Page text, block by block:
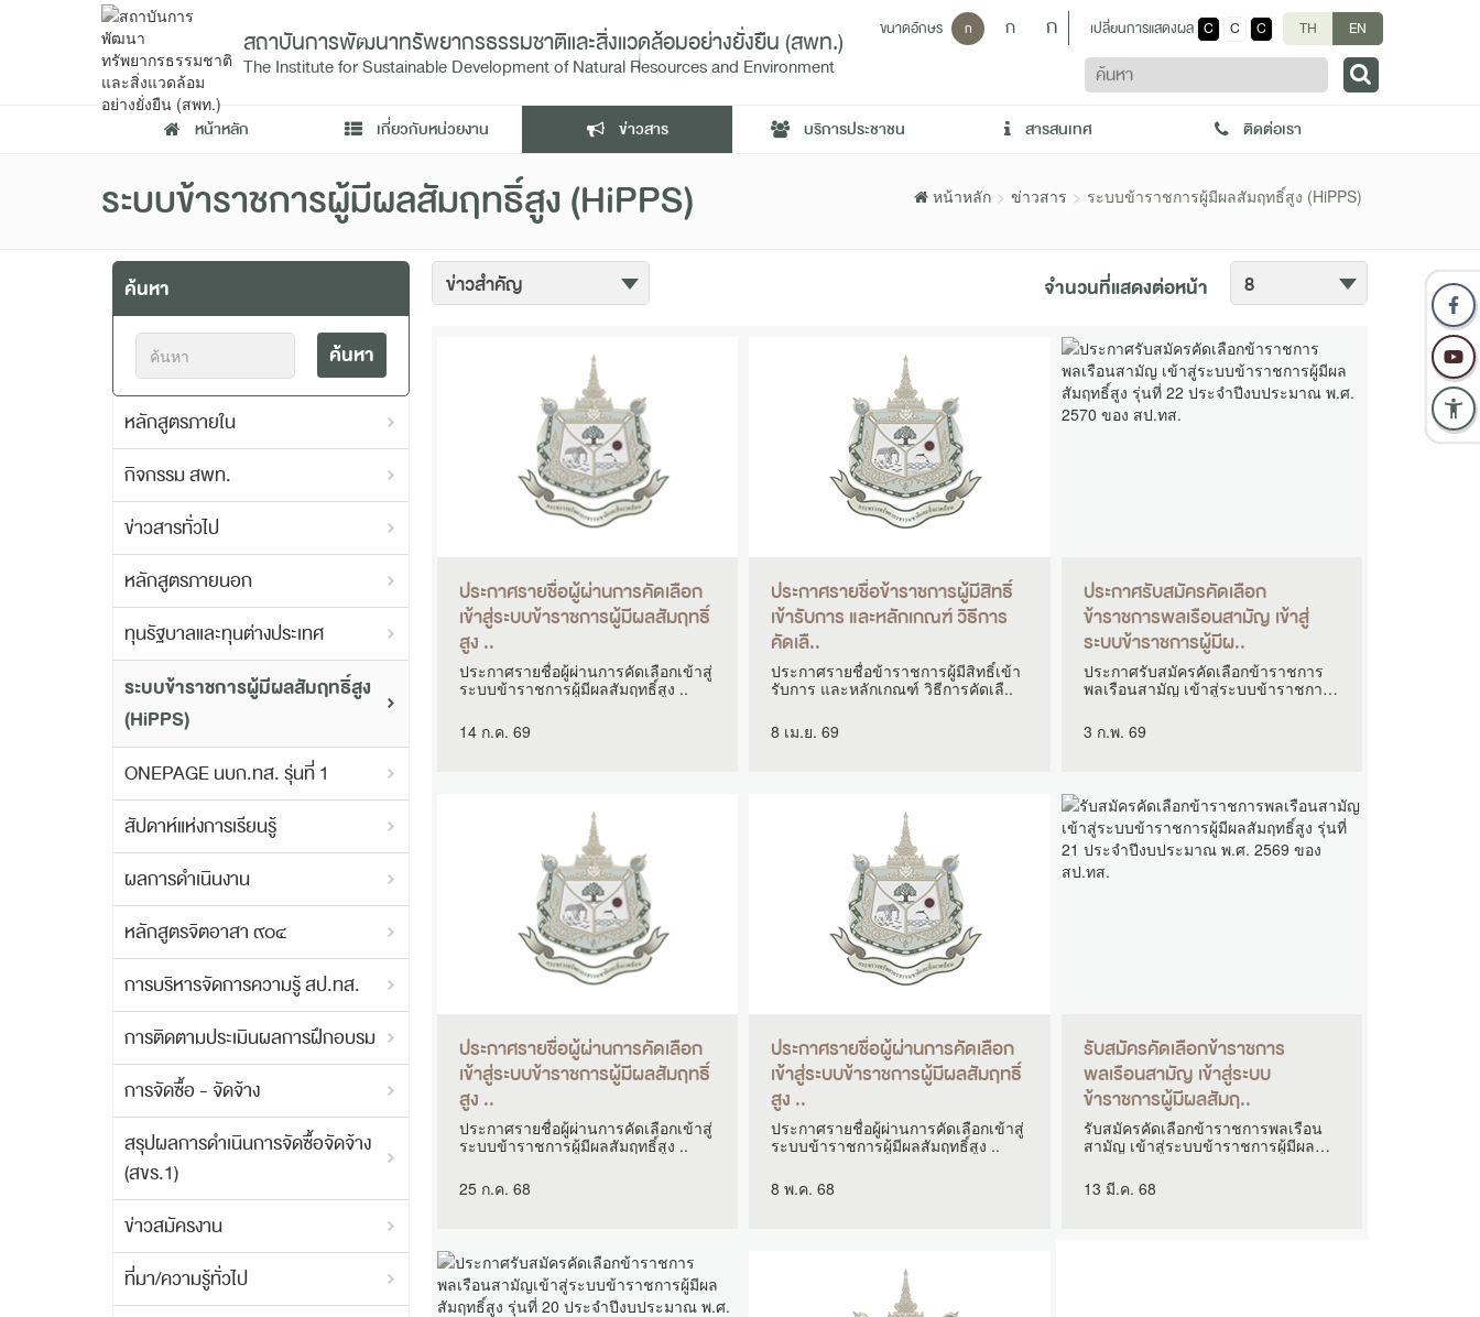
สถาบันการพัฒนาทรัพยากรธรรมชาติและสิ่งแวดล้อมอย่างยั่งยืน (สพท.)
The Institute for Sustainable Development of Natural Resources and Environment
ขนาดอักษร ก ก ก เปลี่ยนการแสดงผล C C C TH EN
ค้นหา
หน้าหลัก เกี่ยวกับหน่วยงาน ข่าวสาร บริการประชาชน สารสนเทศ ติดต่อเรา
ระบบข้าราชการผู้มีผลสัมฤทธิ์สูง (HiPPS) หน้าหลัก ข่าวสาร ระบบข้าราชการผู้มีผลสัมฤทธิ์สูง (HiPPS)
ค้นหา
ค้นหา
หลักสูตรภายใน
กิจกรรม สพท.
ข่าวสารทั่วไป
หลักสูตรภายนอก
ทุนรัฐบาลและทุนต่างประเทศ
ระบบข้าราชการผู้มีผลสัมฤทธิ์สูง
(HiPPS)
ONEPAGE นบก.ทส. รุ่นที่ 1
สัปดาห์แห่งการเรียนรู้
ผลการดำเนินงาน
หลักสูตรจิตอาสา ๙๐๔
การบริหารจัดการความรู้ สป.ทส.
การติดตามประเมินผลการฝึกอบรม
การจัดซื้อ - จัดจ้าง
สรุปผลการดำเนินการจัดซื้อจัดจ้าง
(สขร.1)
ข่าวสมัครงาน
ที่มา/ความรู้ทั่วไป
จำนวนที่แสดงต่อหน้า
ประกาศรายชื่อผู้ผ่านการคัดเลือก
เข้าสู่ระบบข้าราชการผู้มีผลสัมฤทธิ์
สูง ..
ประกาศรายชื่อผู้ผ่านการคัดเลือกเข้าสู่
ระบบข้าราชการผู้มีผลสัมฤทธิ์สูง ..
14 ก.ค. 69
ประกาศรายชื่อข้าราชการผู้มีสิทธิ์
เข้ารับการ และหลักเกณฑ์ วิธีการ
คัดเลื..
ประกาศรายชื่อข้าราชการผู้มีสิทธิ์เข้า
รับการ และหลักเกณฑ์ วิธีการคัดเลื..
8 เม.ย. 69
ประกาศรับสมัครคัดเลือก
ข้าราชการพลเรือนสามัญ เข้าสู่
ระบบข้าราชการผู้มีผ..
ประกาศรับสมัครคัดเลือกข้าราชการ
พลเรือนสามัญ เข้าสู่ระบบข้าราชการผู้
3 ก.พ. 69
ประกาศรายชื่อผู้ผ่านการคัดเลือก
เข้าสู่ระบบข้าราชการผู้มีผลสัมฤทธิ์
สูง ..
ประกาศรายชื่อผู้ผ่านการคัดเลือกเข้าสู่
ระบบข้าราชการผู้มีผลสัมฤทธิ์สูง ..
25 ก.ค. 68
ประกาศรายชื่อผู้ผ่านการคัดเลือก
เข้าสู่ระบบข้าราชการผู้มีผลสัมฤทธิ์
สูง ..
ประกาศรายชื่อผู้ผ่านการคัดเลือกเข้าสู่
ระบบข้าราชการผู้มีผลสัมฤทธิ์สูง ..
8 พ.ค. 68
รับสมัครคัดเลือกข้าราชการ
พลเรือนสามัญ เข้าสู่ระบบ
ข้าราชการผู้มีผลสัมฤ..
รับสมัครคัดเลือกข้าราชการพลเรือน
สามัญ เข้าสู่ระบบข้าราชการผู้มีผล
13 มี.ค. 68